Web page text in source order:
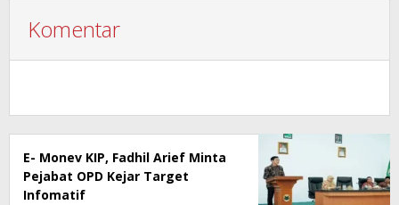
Komentar
E- Monev KIP, Fadhil Arief Minta
Pejabat OPD Kejar Target
Infomatif